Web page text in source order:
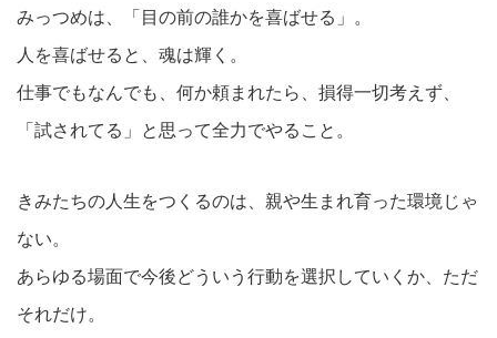
みっつめは、「目の前の誰かを喜ばせる」。
人を喜ばせると、魂は輝く。
仕事でもなんでも、何か頼まれたら、損得一切考えず、
「試されてる」と思って全力でやること。
きみたちの人生をつくるのは、親や生まれ育った環境じゃ
ない。
あらゆる場面で今後どういう行動を選択していくか、ただ
それだけ。